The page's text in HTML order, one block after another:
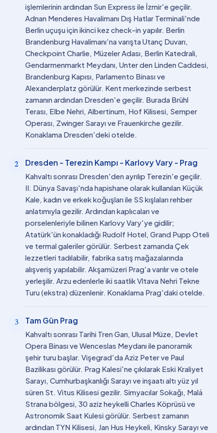
işlemlerinin ardından Sun Express ile İzmir'e geçilir.
Adnan Menderes Havalimanı Dış Hatlar Terminali'nde
Berlin uçuşu için ikinci kez check-in yapılır. Berlin
Brandenburg Havalimanı'na varışta Utanç Duvarı,
Checkpoint Charlie, Müzeler Adası, Berlin Katedrali,
Gendarmenmarkt Meydanı, Unter den Linden Caddesi,
Brandenburg Kapısı, Parlamento Binası ve
Alexanderplatz görülür. Kent merkezinde serbest
zamanın ardından Dresden'e geçilir. Burada Brühl
Terası, Elbe Nehri, Albertinum, Hof Kilisesi, Semper
Operası, Zwinger Sarayı ve Frauenkirche gezilir.
Konaklama Dresden'deki otelde.
2 Dresden - Terezin Kampı - Karlovy Vary - Prag
Kahvaltı sonrası Dresden'den ayrılıp Terezin'e geçilir.
II. Dünya Savaşı'nda hapishane olarak kullanılan Küçük
Kale, kadın ve erkek koğuşları ile SS kışlaları rehber
anlatımıyla gezilir. Ardından kaplıcaları ve
porselenleriyle bilinen Karlovy Vary'ye gidilir;
Atatürk'ün konakladığı Rudolf Hotel, Grand Pupp Oteli
ve termal galeriler görülür. Serbest zamanda Çek
lezzetleri tadılabilir, fabrika satış mağazalarında
alışveriş yapılabilir. Akşamüzeri Prag'a varılır ve otele
yerleşilir. Arzu edenlerle iki saatlik Vltava Nehri Tekne
Turu (ekstra) düzenlenir. Konaklama Prag'daki otelde.
3 Tam Gün Prag
Kahvaltı sonrası Tarihi Tren Garı, Ulusal Müze, Devlet
Opera Binası ve Wenceslas Meydanı ile panoramik
şehir turu başlar. Vişegrad'da Aziz Peter ve Paul
Bazilikası görülür. Prag Kalesi'ne çıkılarak Eski Kraliyet
Sarayı, Cumhurbaşkanlığı Sarayı ve inşaatı altı yüz yıl
süren St. Vitus Kilisesi gezilir. Simyacılar Sokağı, Malá
Strana bölgesi, 30 aziz heykelli Charles Köprüsü ve
Astronomik Saat Kulesi görülür. Serbest zamanın
ardından TYN Kilisesi, Jan Hus Heykeli, Kinsky Sarayı ve